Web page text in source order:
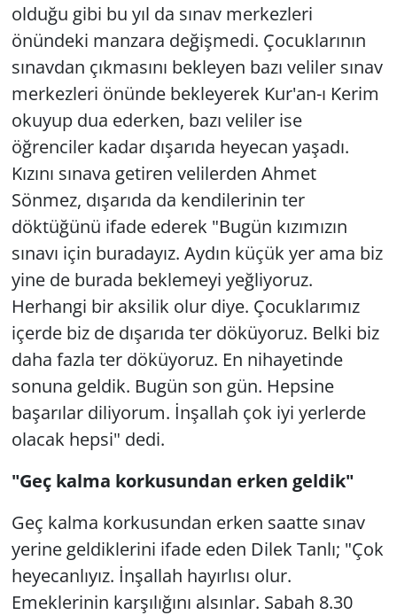
olduğu gibi bu yıl da sınav merkezleri
önündeki manzara değişmedi. Çocuklarının
sınavdan çıkmasını bekleyen bazı veliler sınav
merkezleri önünde bekleyerek Kur'an-ı Kerim
okuyup dua ederken, bazı veliler ise
öğrenciler kadar dışarıda heyecan yaşadı.
Kızını sınava getiren velilerden Ahmet
Sönmez, dışarıda da kendilerinin ter
döktüğünü ifade ederek "Bugün kızımızın
sınavı için buradayız. Aydın küçük yer ama biz
yine de burada beklemeyi yeğliyoruz.
Herhangi bir aksilik olur diye. Çocuklarımız
içerde biz de dışarıda ter döküyoruz. Belki biz
daha fazla ter döküyoruz. En nihayetinde
sonuna geldik. Bugün son gün. Hepsine
başarılar diliyorum. İnşallah çok iyi yerlerde
olacak hepsi" dedi.
"Geç kalma korkusundan erken geldik"
Geç kalma korkusundan erken saatte sınav
yerine geldiklerini ifade eden Dilek Tanlı; "Çok
heyecanlıyız. İnşallah hayırlısı olur.
Emeklerinin karşılığını alsınlar. Sabah 8.30